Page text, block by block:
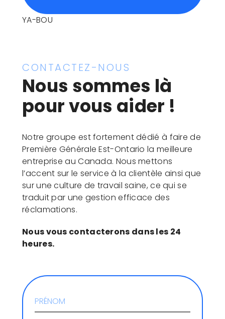
YA-BOU
CONTACTEZ-NOUS
Nous sommes là
pour vous aider !
Notre groupe est fortement dédié à faire de
Première Générale Est-Ontario la meilleure
entreprise au Canada. Nous mettons
l’accent sur le service à la clientèle ainsi que
sur une culture de travail saine, ce qui se
traduit par une gestion efficace des
réclamations.
Nous vous contacterons dans les 24
heures.